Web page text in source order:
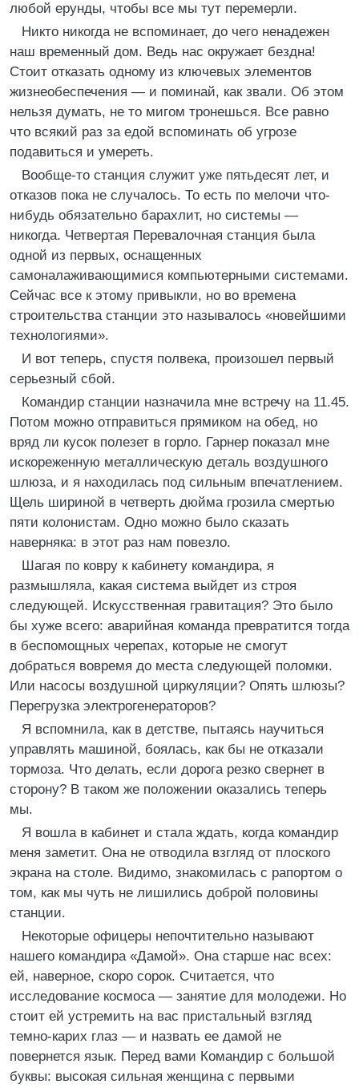
любой ерунды, чтобы все мы тут перемерли.
Никто никогда не вспоминает, до чего ненадежен
наш временный дом. Ведь нас окружает бездна!
Стоит отказать одному из ключевых элементов
жизнеобеспечения — и поминай, как звали. Об этом
нельзя думать, не то мигом тронешься. Все равно
что всякий раз за едой вспоминать об угрозе
подавиться и умереть.
Вообще-то станция служит уже пятьдесят лет, и
отказов пока не случалось. То есть по мелочи что-
нибудь обязательно барахлит, но системы —
никогда. Четвертая Перевалочная станция была
одной из первых, оснащенных
самоналаживающимися компьютерными системами.
Сейчас все к этому привыкли, но во времена
строительства станции это называлось «новейшими
технологиями».
И вот теперь, спустя полвека, произошел первый
серьезный сбой.
Командир станции назначила мне встречу на 11.45.
Потом можно отправиться прямиком на обед, но
вряд ли кусок полезет в горло. Гарнер показал мне
искореженную металлическую деталь воздушного
шлюза, и я находилась под сильным впечатлением.
Щель шириной в четверть дюйма грозила смертью
пяти колонистам. Одно можно было сказать
наверняка: в этот раз нам повезло.
Шагая по ковру к кабинету командира, я
размышляла, какая система выйдет из строя
следующей. Искусственная гравитация? Это было
бы хуже всего: аварийная команда превратится тогда
в беспомощных черепах, которые не смогут
добраться вовремя до места следующей поломки.
Или насосы воздушной циркуляции? Опять шлюзы?
Перегрузка электрогенераторов?
Я вспомнила, как в детстве, пытаясь научиться
управлять машиной, боялась, как бы не отказали
тормоза. Что делать, если дорога резко свернет в
сторону? В таком же положении оказались теперь
мы.
Я вошла в кабинет и стала ждать, когда командир
меня заметит. Она не отводила взгляд от плоского
экрана на столе. Видимо, знакомилась с рапортом о
том, как мы чуть не лишились доброй половины
станции.
Некоторые офицеры непочтительно называют
нашего командира «Дамой». Она старше нас всех:
ей, наверное, скоро сорок. Считается, что
исследование космоса — занятие для молодежи. Но
стоит ей устремить на вас пристальный взгляд
темно-карих глаз — и назвать ее дамой не
повернется язык. Перед вами Командир с большой
буквы: высокая сильная женщина с первыми